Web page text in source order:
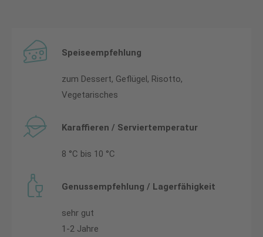
Speiseempfehlung
zum Dessert, Geflügel, Risotto,
Vegetarisches
Karaffieren / Serviertemperatur
8 °C bis 10 °C
Genussempfehlung / Lagerfähigkeit
sehr gut
1-2 Jahre